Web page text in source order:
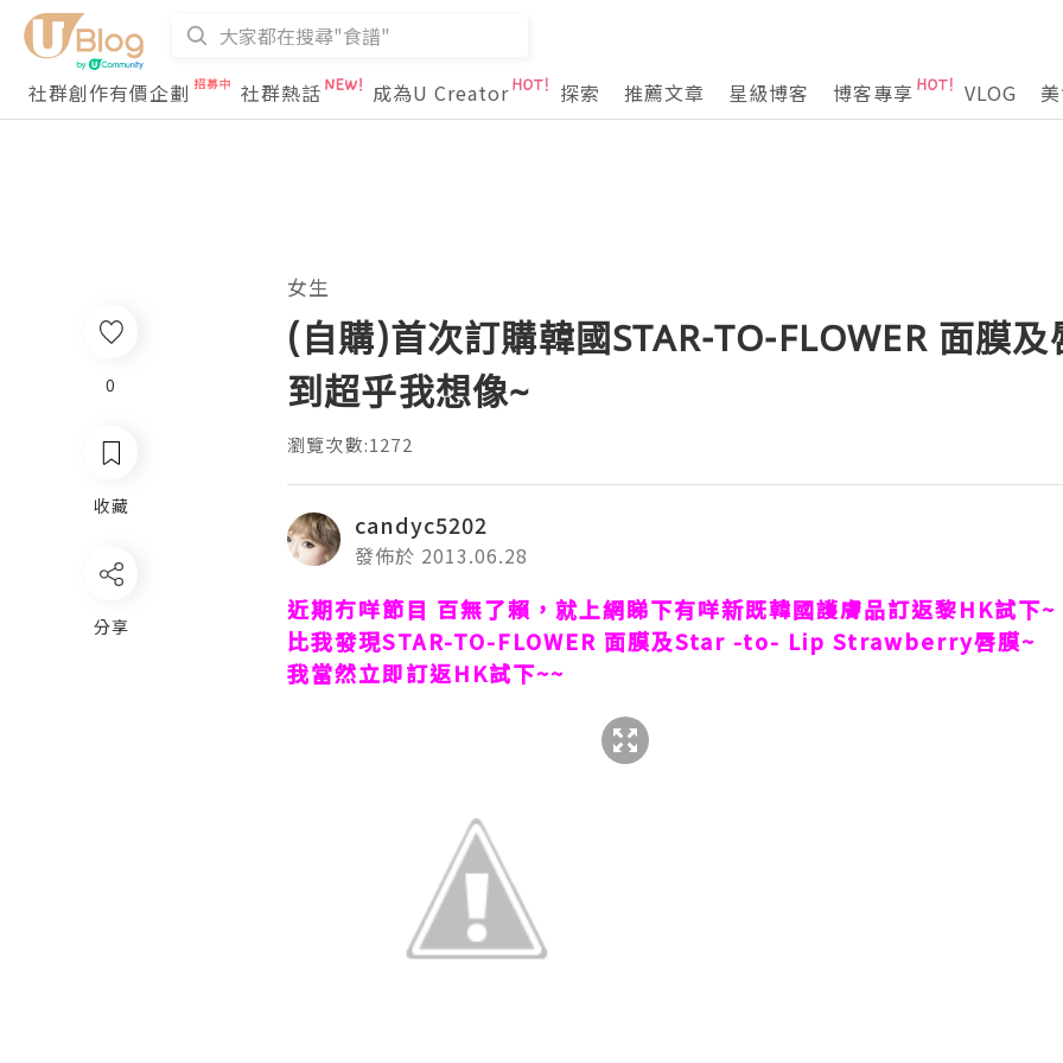
社群創作有價企劃 社群熱話 成為U Creator 探索 推薦文章 星級博客 博客專享 VLOG
0
收藏
分享
女生
(自購)首次訂購韓國STAR-TO-FLOWER 面膜
到超乎我想像~
瀏覽次數:1272
candyc5202
發佈於 2013.06.28
近期冇咩節目 百無了賴，就上網睇下有咩新既韓國護膚品訂返黎HK試下~
比我發現STAR-TO-FLOWER 面膜及Star -to- Lip Strawberry唇膜~
我當然立即訂返HK試下~~